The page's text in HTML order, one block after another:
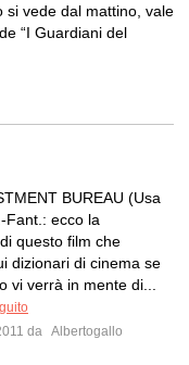
si vede dal mattino, vale
“I Guardiani del
BUREAU (Usa
Fant.: ecco la
questo film che
dizionari di cinema se
vi verrà in mente di...
da Albertogallo